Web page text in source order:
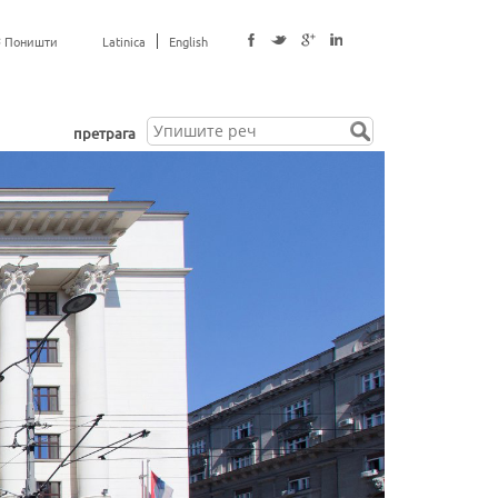
Поништи Latinica English
п
р
т
р
а
г
а
претрага